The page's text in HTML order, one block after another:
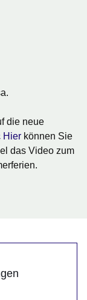
die neue
Hier sich in einem
können Sie
das Video zum